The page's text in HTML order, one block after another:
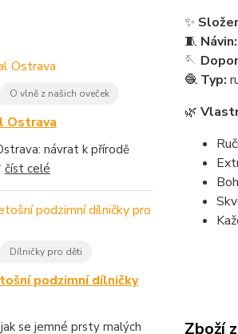
O vlně z našich oveček
Ostrava
návrat k přírodě
číst celé
Dílničky pro děti
podzimní dílničky
se jemné prsty malých
✨
🧵 Návin:
🪡
🧶 Typ:
🌿
Zboží